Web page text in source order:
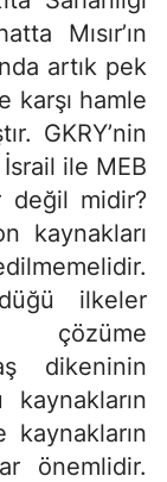
Mısır’ın
artık pek
karşı hamle
GKRY’nin
ile MEB
değil midir?
kaynakları
ilkeler
çözüme
dikeninin
kaynakların
kaynakların
önemlidir.